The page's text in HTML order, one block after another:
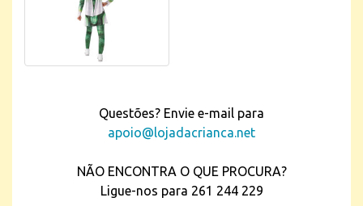
Questões? Envie e-mail para
apoio@lojadacrianca.net
NÃO ENCONTRA O QUE PROCURA?
Ligue-nos para 261 244 229